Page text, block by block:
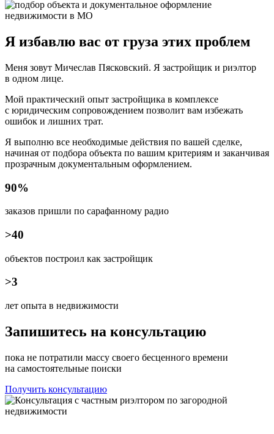
Я избавлю вас от груза этих проблем
Меня зовут Мичеслав Пясковский. Я застройщик и риэлтор
в одном лице.
Мой практический опыт застройщика в комплексе
с юридическим сопровождением позволит вам избежать
ошибок и лишних трат.
Я выполню все необходимые действия по вашей сделке,
начиная от подбора объекта по вашим критериям и заканчивая
прозрачным документальным оформлением.
90%
заказов пришли по сарафанному радио
>40
объектов построил как застройщик
>3
лет опыта в недвижимости
Запишитесь на консультацию
пока не потратили массу своего бесценного времени
на самостоятельные поиски
Получить консультацию